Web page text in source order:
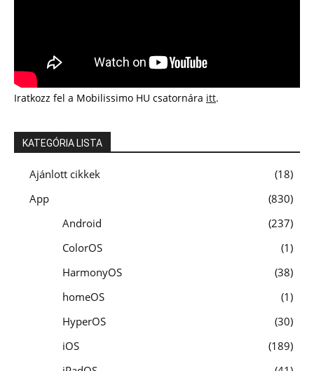
Iratkozz fel a Mobilissimo HU csatornára itt.
KATEGÓRIA LISTA
Ajánlott cikkek
18
App
830
Android
237
ColorOS
1
HarmonyOS
38
homeOS
1
HyperOS
30
iOS
189